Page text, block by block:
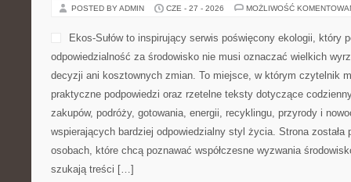
POSTED BY ADMIN CZE - 27 - 2026 MOŻLIWOŚĆ
Ekos-Sułów to inspirujący serwis poświęcony ekologii, który
odpowiedzialność za środowisko nie musi oznaczać wielkich
decyzji ani kosztownych zmian. To miejsce, w którym czytelnik
praktyczne podpowiedzi oraz rzetelne teksty dotyczące
zakupów, podróży, gotowania, energii, recyklingu, przyrody i
wspierających bardziej odpowiedzialny styl życia. Strona została
osobach, które chcą poznawać współczesne wyzwania
szukają treści […]